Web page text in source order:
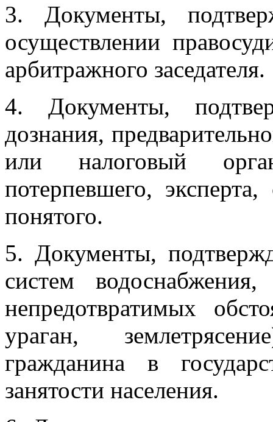
3. Документы,
осуществлении
арбитражного заседателя.
4. Документы,
дознания,
или налоговый
потерпевшего,
понятого.
5. Документы,
систем
непредотвратимых
ураган,
гражданина в
занятости населения.